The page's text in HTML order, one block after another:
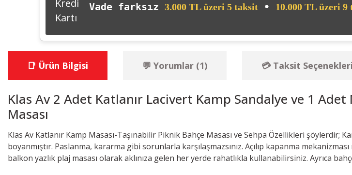
Vade farksız3.000 TL üzeri 5 taksit • 10.000 TL üzeri 9
📑 Ürün Bilgisi 💬 Yorumlar (1) 💳 Taksit Seçenekleri
Klas Av 2 Adet Katlanır Lacivert Kamp Sandalye ve 1
Masası
Klas Av Katlanır Kamp Masası-Taşınabilir Piknik Bahçe Masası ve Sehpa Özellikleri şöylerdir;
boyanmıştır. Paslanma, kararma gibi sorunlarla karşılaşmazsınız. Açılıp kapanma
balkon yazlık plaj masası olarak aklınıza gelen her yerde rahatlıkla kullanabilirsiniz. Ayrıca